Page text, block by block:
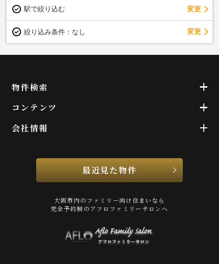
駅で絞り込む 変更
絞り込み条件： なし 変更
物件検索
コンテンツ
会社情報
最近見た物件
大阪市内のファミリー向け住まいなら
完全予約制のアフロファミリーサロンへ